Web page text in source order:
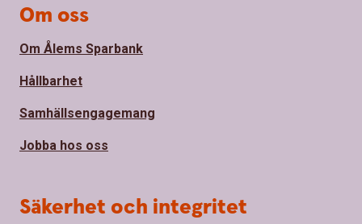
Om oss
Om Ålems Sparbank
Hållbarhet
Samhällsengagemang
Jobba hos oss
Säkerhet och integritet